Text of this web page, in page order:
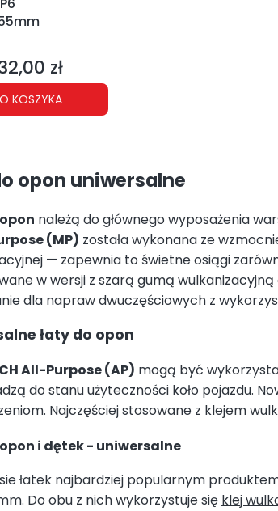
zł
KOSZYKA
opon uniwersalne
należą do głównego wyposażenia
(MP) została wykonana ze
— zapewnia to świetne osiągi
w wersji z szarą gumą
dla napraw dwuczęściowych z
łaty do opon
All-Purpose (AP) mogą być
do stanu użyteczności koło pojazdu.
Najczęściej stosowane z klejem
i dętek - uniwersalne
łatek najbardziej popularnym
Do obu z nich wykorzystuje się klej